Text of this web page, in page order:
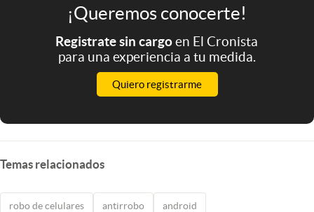
¡Queremos conocerte!
Registrate sin cargoen El Cronista
para una experiencia a tu medida.
Quiero registrarme
Temas relacionados
robo de celulares antirrobo android